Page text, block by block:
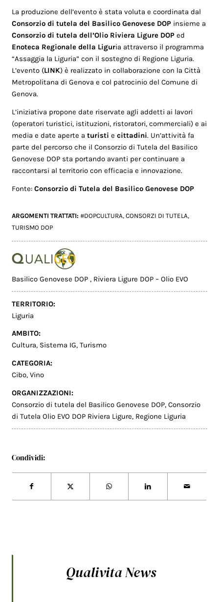
La produzione dell’evento è stata voluta e coordinata dal
Consorzio di tutela del Basilico Genovese DOP insieme a
Consorzio di tutela dell’Olio Riviera Ligure DOP ed
Enoteca Regionale della Liguria attraverso il programma
“Assaggia la Liguria” con il sostegno di Regione Liguria.
L’evento (LINK) è realizzato in collaborazione con la Città
Metropolitana di Genova e col patrocinio del Comune di
Genova.
L’iniziativa propone date riservate agli addetti ai lavori
(operatori turistici, istituzioni, ristoratori, commerciali) e ai
media e date aperte aturisti ecittadini. Un’attività fa
parte del percorso che il Consorzio di Tutela del Basilico
Genovese DOP sta portando avanti per continuare a
raccontarsi al territorio con efficacia e innovazione.
Fonte:Consorzio di Tutela del Basilico Genovese DOP
ARGOMENTI TRATTATI:#DOPCULTURA,CONSORZI DI TUTELA,
TURISMO DOP
Basilico Genovese DOP, Riviera Ligure DOP – Olio EVO
TERRITORIO:
Liguria
AMBITO:
Cultura, Sistema IG,Turismo
CATEGORIA:
Cibo,Vino
ORGANIZZAZIONI:
Consorzio di tutela del Basilico Genovese DOP,Consorzio
di Tutela Olio EVO DOP Riviera Ligure, Regione Liguria
Condividi:
Qualivita News